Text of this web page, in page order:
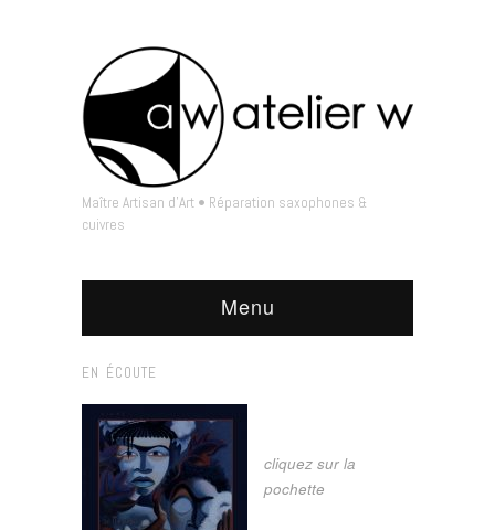
Maître Artisan d'Art • Réparation saxophones &
cuivres
Menu
EN ÉCOUTE
cliquez sur la
pochette